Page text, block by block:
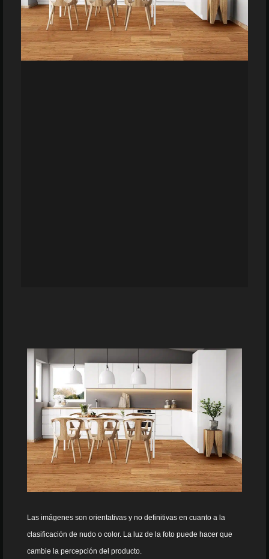
Las imágenes son orientativas y no definitivas en cuanto a la
clasificación de nudo o color. La luz de la foto puede hacer que
cambie la percepción del producto.